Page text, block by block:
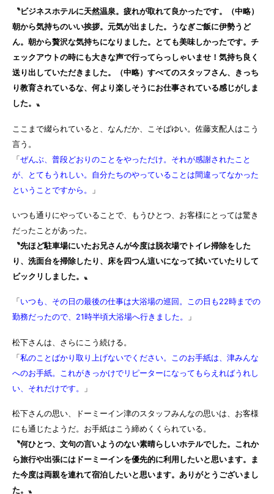
〝ビジネスホテルに天然温泉。疲れが取れて良かったです。（中略）
朝から気持ちのいい挨拶。元気が出ました。うなぎご飯に伊勢うど
ん。朝から贅沢な気持ちになりました。とても美味しかったです。チ
ェックアウトの時にも大きな声で行ってらっしゃいませ！気持ち良く
送り出していただきました。（中略）すべてのスタッフさん、きっち
り教育されているな、何より楽しそうにお仕事されている感じがしま
した。〟
ここまで綴られていると、なんだか、こそばゆい。佐藤支配人はこう
言う。
「ぜんぶ、普段どおりのことをやっただけ。それが感謝されたこと
が、とてもうれしい。自分たちのやっていることは間違ってなかった
ということですから。
」
いつも通りにやっていることで、もうひとつ、お客様にとっては驚き
だったことがあった。
〝先ほど駐車場にいたお兄さんが今度は脱衣場でトイレ掃除をした
り、洗面台を掃除したり、床を四つん這いになって拭いていたりして
ビックリしました。〟
「 いつも、その日の最後の仕事は大浴場の巡回。この日も22時までの
勤務だったので、21時半頃大浴場へ行きました。
」
松下さんは、さらにこう続ける。
「私のことばかり取り上げないでください。このお手紙は、津みんな
へのお手紙。これがきっかけでリピーターになってもらえればうれし
い、それだけです。
」
松下さんの思い、ドーミーイン津のスタッフみんなの思いは、お客様
にも通じたようだ。お手紙はこう締めくくられている。
〝何ひとつ、文句の言いようのない素晴らしいホテルでした。これか
ら旅行や出張にはドーミーインを優先的に利用したいと思います。ま
た今度は両親を連れて宿泊したいと思います。ありがとうございまし
た。〟